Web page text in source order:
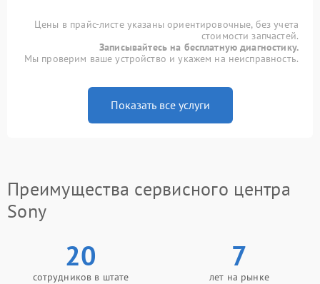
Цены в прайс-листе указаны ориентировочные, без учета
стоимости запчастей.
Записывайтесь на бесплатную диагностику.
Мы проверим ваше устройство и укажем на неисправность.
Показать все услуги
Преимущества сервисного центра
Sony
20
сотрудников в штате
7
лет на рынке